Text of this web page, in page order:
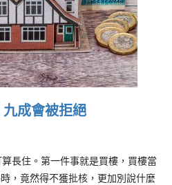
成會被拒絕
長住。第一件事就是買樓，買樓當
，竟然得不獲批核，更加別說什麼